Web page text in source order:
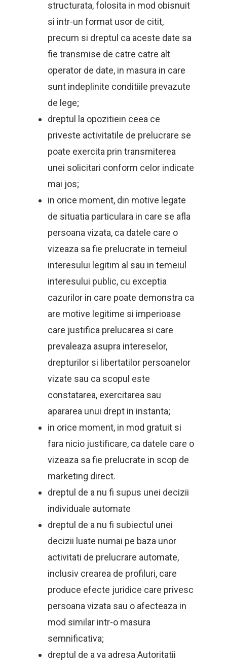
structurata, folosita in mod obisnuit
si intr-un format usor de citit,
precum si dreptul ca aceste date sa
fie transmise de catre catre alt
operator de date, in masura in care
sunt indeplinite conditiile prevazute
de lege;
dreptul la opozitiein ceea ce
priveste activitatile de prelucrare se
poate exercita prin transmiterea
unei solicitari conform celor indicate
mai jos;
in orice moment, din motive legate
de situatia particulara in care se afla
persoana vizata, ca datele care o
vizeaza sa fie prelucrate in temeiul
interesului legitim al sau in temeiul
interesului public, cu exceptia
cazurilor in care poate demonstra ca
are motive legitime si imperioase
care justifica prelucarea si care
prevaleaza asupra intereselor,
drepturilor si libertatilor persoanelor
vizate sau ca scopul este
constatarea, exercitarea sau
apararea unui drept in instanta;
in orice moment, in mod gratuit si
fara nicio justificare, ca datele care o
vizeaza sa fie prelucrate in scop de
marketing direct.
dreptul de a nu fi supus unei decizii
individuale automate
dreptul de a nu fi subiectul unei
decizii luate numai pe baza unor
activitati de prelucrare automate,
inclusiv crearea de profiluri, care
produce efecte juridice care privesc
persoana vizata sau o afecteaza in
mod similar intr-o masura
semnificativa;
dreptul de a va adresa Autoritatii